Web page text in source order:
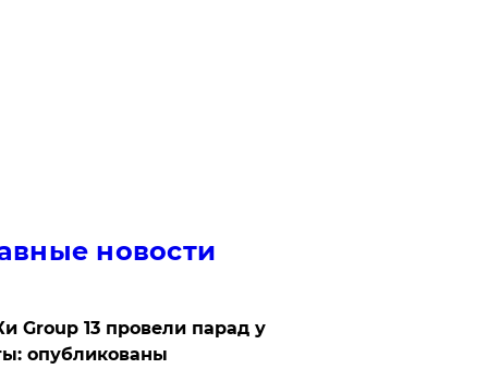
новости
Group 13 провели парад у
опубликованы